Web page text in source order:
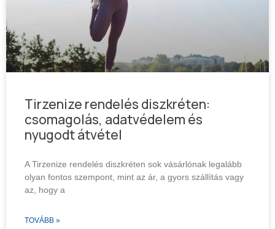
Tirzenize rendelés diszkréten:
csomagolás, adatvédelem és
nyugodt átvétel
A Tirzenize rendelés diszkréten sok vásárlónak legalább
olyan fontos szempont, mint az ár, a gyors szállítás vagy
az, hogy a
TOVÁBB »